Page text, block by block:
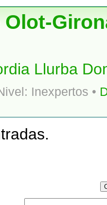
Olot-
Llurba
Inexpertos •